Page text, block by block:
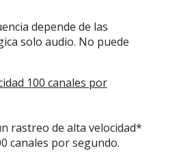
depende de las
solo audio. No puede
100 canales por
rastreo de alta velocidad*
canales por segundo.